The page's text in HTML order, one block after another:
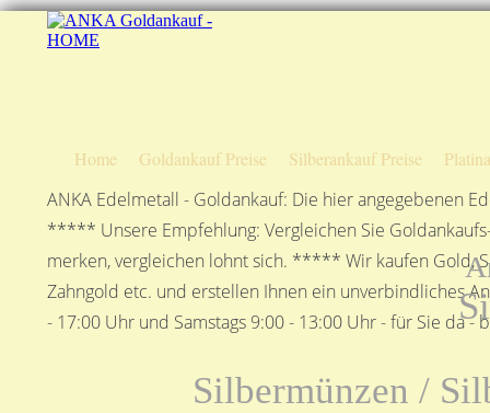
Home Goldankauf Preise Silberankauf Preise
ANKA Edelmetall - Goldankauf: Die hier angegebenen
***** Unsere Empfehlung: Vergleichen Sie
merken, vergleichen lohnt sich. ***** Wir kaufen Gold,
Zahngold etc. und erstellen Ihnen ein unverbindliches
- 17:00 Uhr und Samstags 9:00 - 13:00 Uhr - für Sie
Silbermünzen /